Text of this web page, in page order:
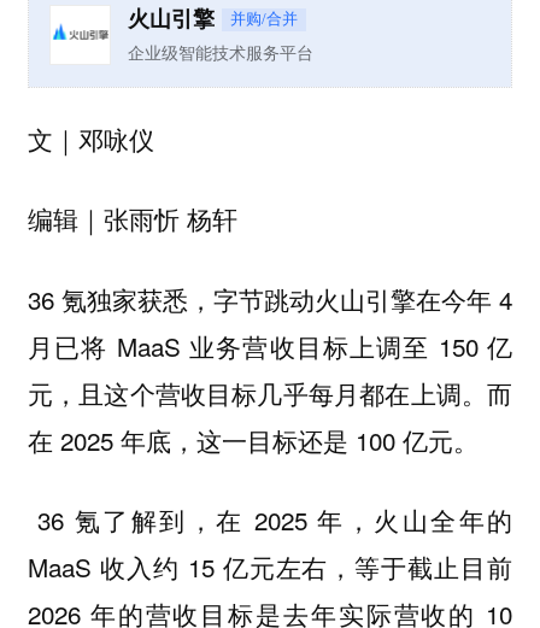
火山引擎 并购/合并
企业级智能技术服务平台
文｜邓咏仪
编辑｜张雨忻 杨轩
36 氪独家获悉，字节跳动火山引擎在今年 4
月已将 MaaS 业务营收目标上调至 150 亿
元，且这个营收目标几乎每月都在上调。而
在 2025 年底，这一目标还是 100 亿元。
36 氪了解到，在 2025 年，火山全年的
MaaS 收入约 15 亿元左右，等于截止目前
2026 年的营收目标是去年实际营收的 10